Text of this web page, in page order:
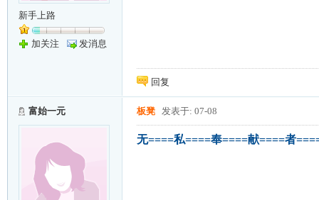
新手上路
加关注 发消息
回复
富始一元 板凳 发表于: 07-08
无====私====奉====献====者